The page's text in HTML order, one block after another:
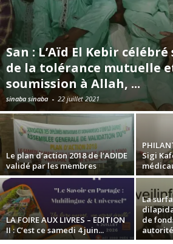
San : L’Aïd El Kebir
de la tolérance mutuelle
soumission à Allah, ...
sinaba sinaba - 22 juillet 2021
Le plan d’action 2018 de l’ADIDE
validé par les membres
Sigi
LA FOIRE AUX LIVRES – EDITION
II : C’est ce samedi 4 juin...
La
de